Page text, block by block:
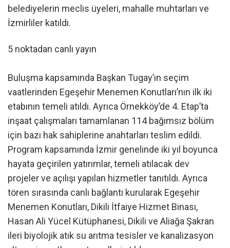
belediyelerin meclis üyeleri, mahalle muhtarları ve
İzmirliler katıldı.
5 noktadan canlı yayın
Buluşma kapsamında Başkan Tugay’ın seçim
vaatlerinden Egeşehir Menemen Konutları’nın ilk iki
etabının temeli atıldı. Ayrıca Örnekköy’de 4. Etap’ta
inşaat çalışmaları tamamlanan 114 bağımsız bölüm
için bazı hak sahiplerine anahtarları teslim edildi.
Program kapsamında İzmir genelinde iki yıl boyunca
hayata geçirilen yatırımlar, temeli atılacak dev
projeler ve açılışı yapılan hizmetler tanıtıldı. Ayrıca
tören sırasında canlı bağlantı kurularak Egeşehir
Menemen Konutları, Dikili İtfaiye Hizmet Binası,
Hasan Ali Yücel Kütüphanesi, Dikili ve Aliağa Şakran
ileri biyolojik atık su arıtma tesisler ve kanalizasyon